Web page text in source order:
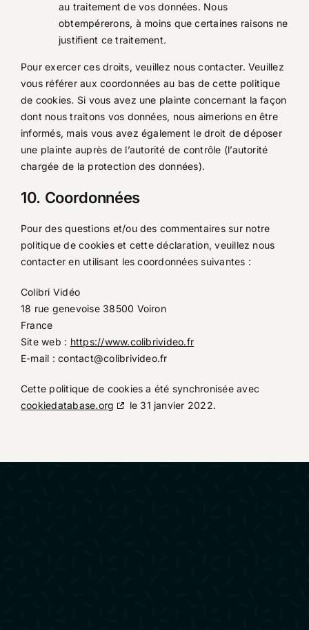
au traitement de vos données. Nous
obtempérerons, à moins que certaines raisons ne
justifient ce traitement.
Pour exercer ces droits, veuillez nous contacter. Veuillez
vous référer aux coordonnées au bas de cette politique
de cookies. Si vous avez une plainte concernant la façon
dont nous traitons vos données, nous aimerions en être
informés, mais vous avez également le droit de déposer
une plainte auprès de l’autorité de contrôle (l’autorité
chargée de la protection des données).
10. Coordonnées
Pour des questions et/ou des commentaires sur notre
politique de cookies et cette déclaration, veuillez nous
contacter en utilisant les coordonnées suivantes :
Colibri Vidéo
18 rue genevoise 38500 Voiron
France
Site web : https://www.colibrivideo.fr
E-mail :contact@colibrivideo.fr
Cette politique de cookies a été synchronisée avec
cookiedatabase.org
le 31 janvier 2022.